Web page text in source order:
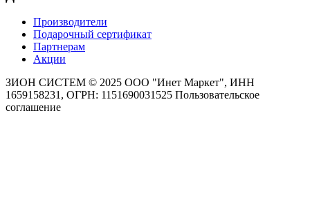
Производители
Подарочный сертификат
Партнерам
Акции
ЗИОН СИСТЕМ © 2025 ООО "Инет Маркет", ИНН
1659158231, ОГРН: 1151690031525 Пользовательское
соглашение